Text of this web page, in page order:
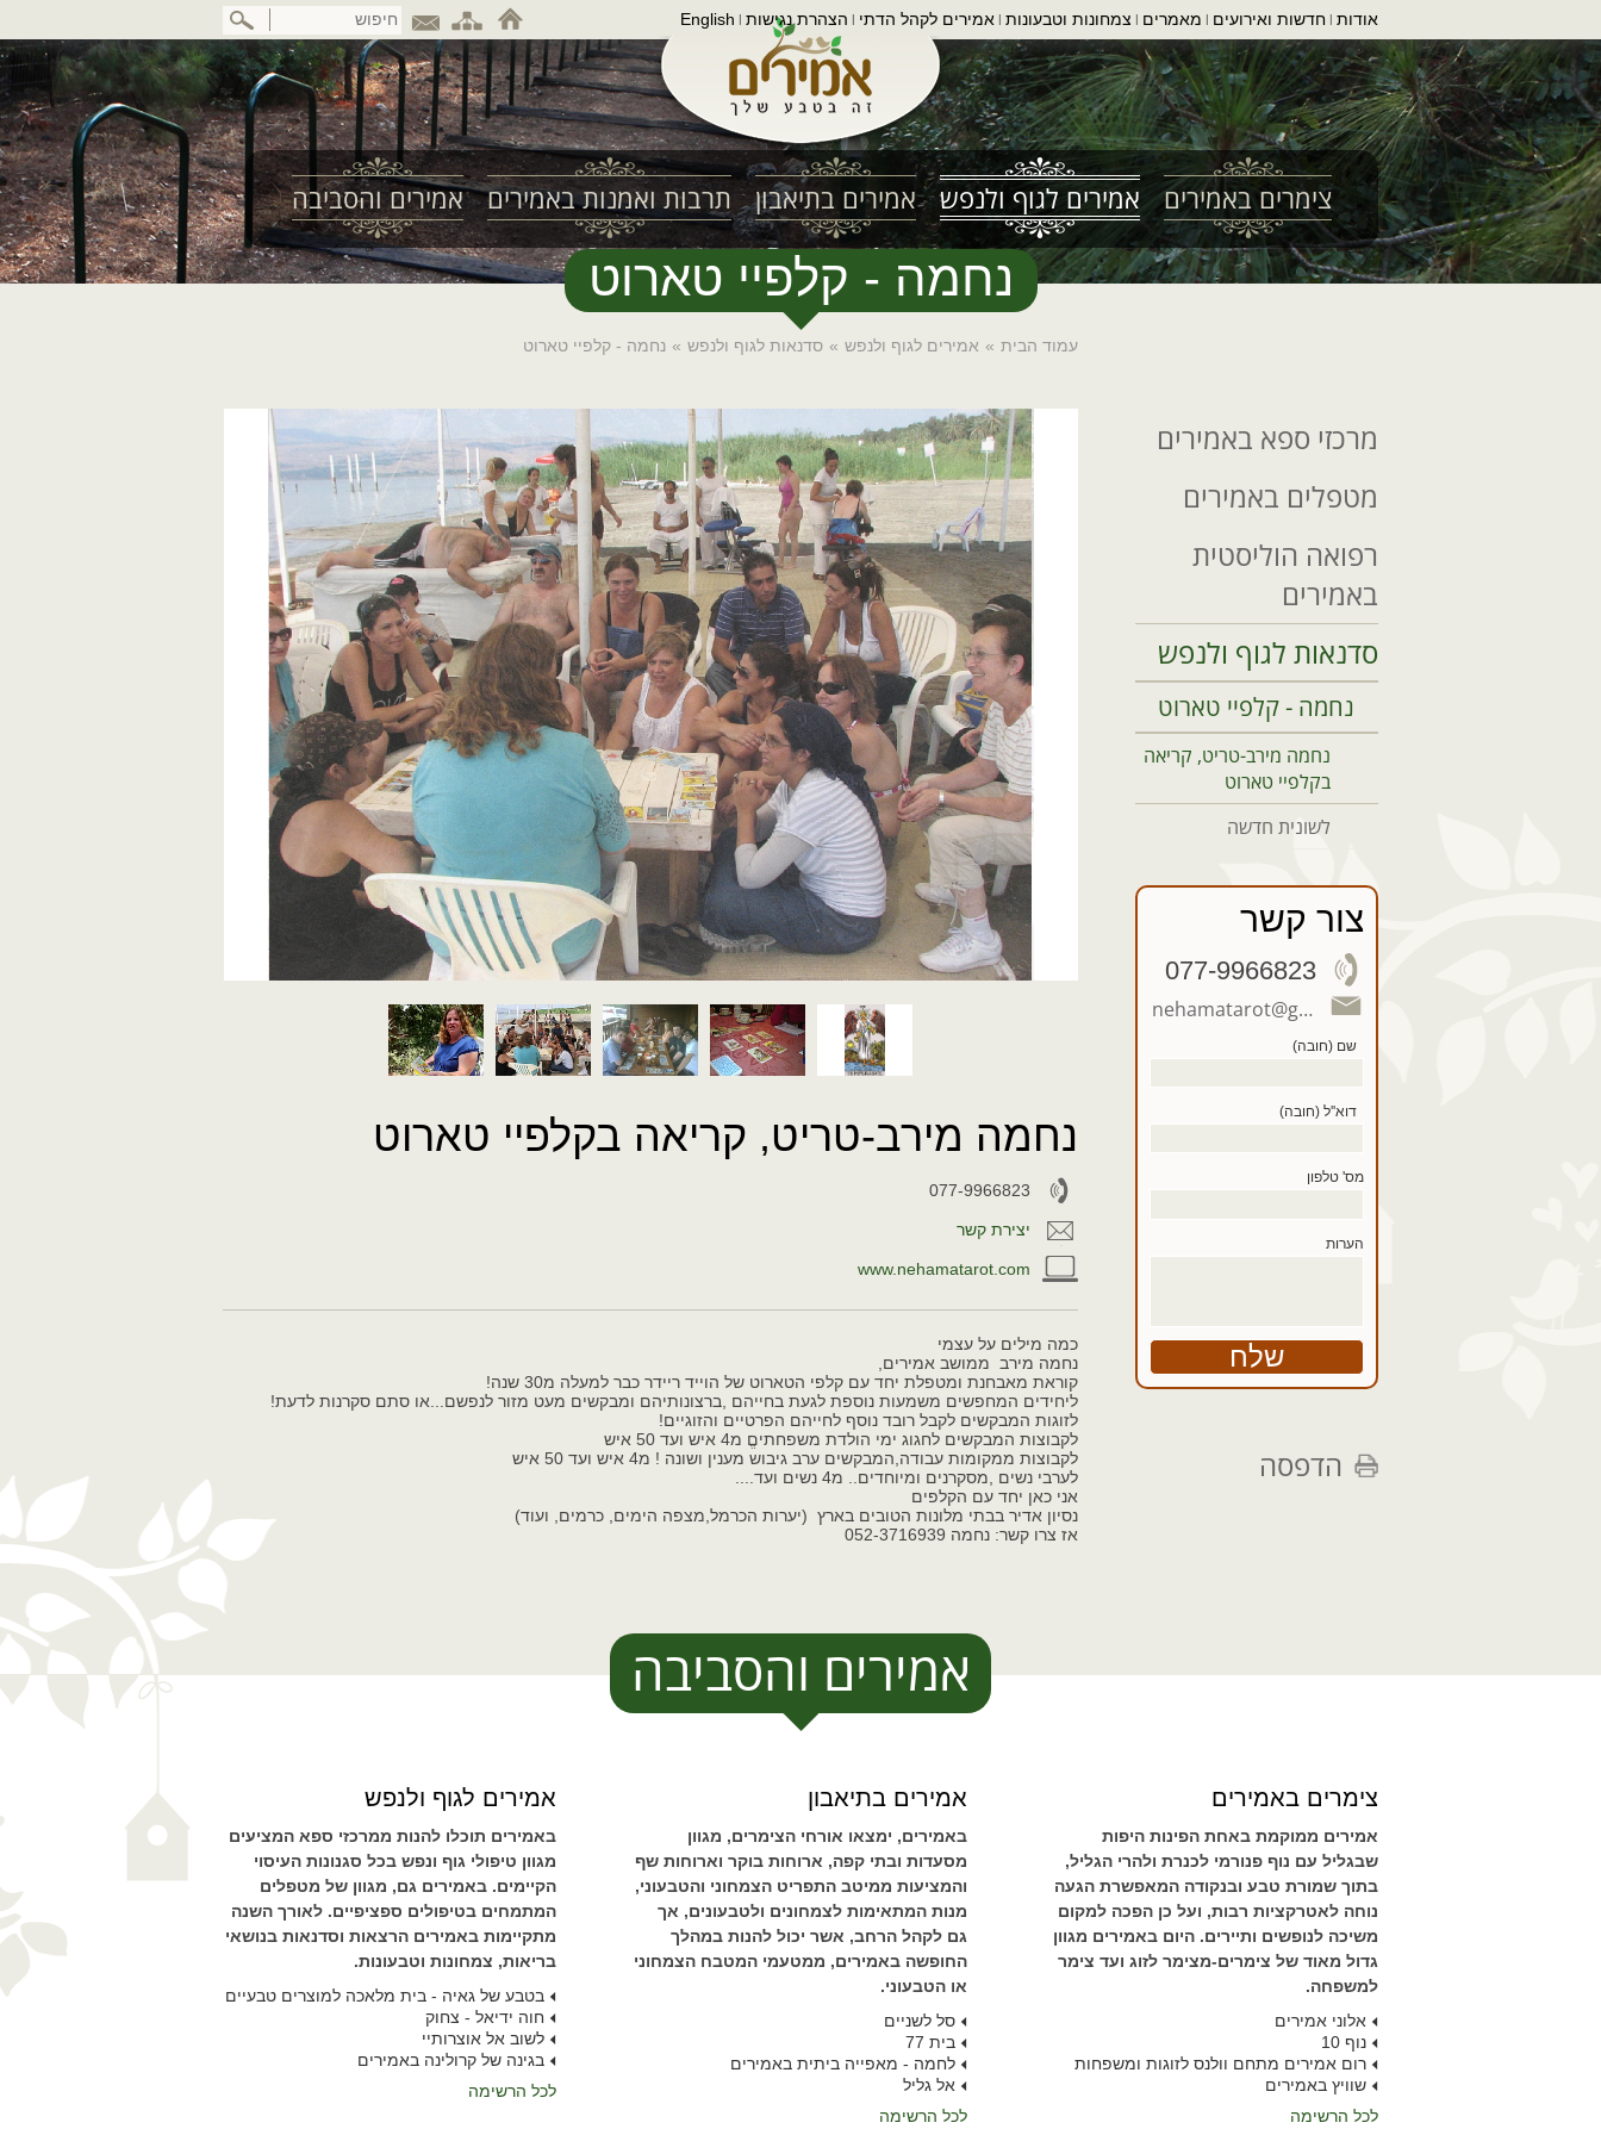
לתוכן
המרכזי
אודות | חדשות ואירועים | מאמרים | צמחונות וטבעונות | אמירים לקהל הדתי | הצהרת נגישות |
English
צימרים באמירים אמירים לגוף ולנפש אמירים בתיאבון תרבות ואמנות באמירים אמירים והסביבה
נחמה - קלפיי טארוט
עמוד הבית » אמירים לגוף ולנפש » סדנאות לגוף ולנפש » נחמה - קלפיי טארוט
נחמה מירב-טריט, קריאה בקלפיי טארוט
077-9966823
יצירת קשר
www.nehamatarot.com
כמה מילים על עצמי
נחמה מירב ממושב אמירים,
קוראת מאבחנת ומטפלת יחד עם קלפי הטארוט של הוייד ריידר כבר למעלה מ30 שנה!
ליחידים המחפשים משמעות נוספת לגעת בחייהם ,ברצונותיהם ומבקשים מעט מזור לנפשם...או סתם סקרנות לדעת!
לזוגות המבקשים לקבל רובד נוסף לחייהם הפרטיים והזוגיים!
לקבוצות המבקשים לחגוג ימי הולדת משפחתיםֱ מ4 איש ועד 50 איש
לקבוצות ממקומות עבודה,המבקשים ערב גיבוש מענין ושונה ! מ4 איש ועד 50 איש
לערבי נשים ,מסקרנים ומיוחדים.. מ4 נשים ועד....
אני כאן יחד עם הקלפים
נסיון אדיר בבתי מלונות הטובים בארץ (יערות הכרמל,מצפה הימים, כרמים, ועוד)
אז צרו קשר: נחמה 052-3716939
מרכזי ספא באמירים
מטפלים באמירים
רפואה הוליסטית
באמירים
סדנאות לגוף ולנפש
נחמה - קלפיי טארוט
נחמה מירב-טריט, קריאה
בקלפיי טארוט
לשונית חדשה
צור קשר
077-9966823
nehamatarot@gmail.com
שם (חובה)
דוא''ל (חובה)
מס' טלפון
הערות
הדפסה
אמירים והסביבה
צימרים באמירים
אמירים ממוקמת באחת הפינות היפות
שבגליל עם נוף פנורמי לכנרת ולהרי הגליל,
בתוך שמורת טבע ובנקודה המאפשרת הגעה
נוחה לאטרקציות רבות, ועל כן הפכה למקום
משיכה לנופשים ותיירים. היום באמירים מגוון
גדול מאוד של צימרים-מצימר לזוג ועד צימר
למשפחה.
אלוני אמירים
נוף 10
רום אמירים מתחם וולנס לזוגות ומשפחות
שוויץ באמירים
לכל הרשימה
אמירים בתיאבון
באמירים, ימצאו אורחי הצימרים, מגוון
מסעדות ובתי קפה, ארוחות בוקר וארוחות שף
והמציעות ממיטב התפריט הצמחוני והטבעוני,
מנות המתאימות לצמחונים ולטבעונים, אך
גם לקהל הרחב, אשר יכול להנות במהלך
החופשה באמירים, ממטעמי המטבח הצמחוני
או הטבעוני.
סל לשניים
בית 77
לחמה - מאפייה ביתית באמירים
אל גליל
לכל הרשימה
אמירים לגוף ולנפש
באמירים תוכלו להנות ממרכזי ספא המציעים
מגוון טיפולי גוף ונפש בכל סגנונות העיסוי
הקיימים. באמירים גם, מגוון של מטפלים
המתמחים בטיפולים ספציפיים. לאורך השנה
מתקיימות באמירים הרצאות וסדנאות בנושאי
בריאות, צמחונות וטבעונות.
בטבע של גאיה - בית מלאכה למוצרים טבעיים
חוה ידיאל - צחוק
לשוב אל אוצרותיי
בגינה של קרולינה באמירים
לכל הרשימה